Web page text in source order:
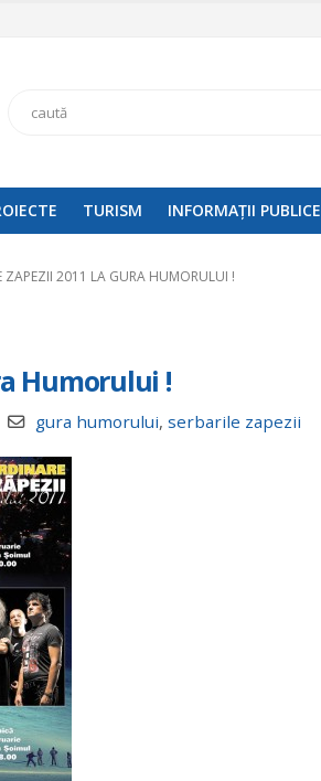
Search
TURISM INFORMAȚII PUBLICE
ZAPEZII 2011 LA GURA HUMORULUI !
Humorului !
gura humorului, serbarile zapezii